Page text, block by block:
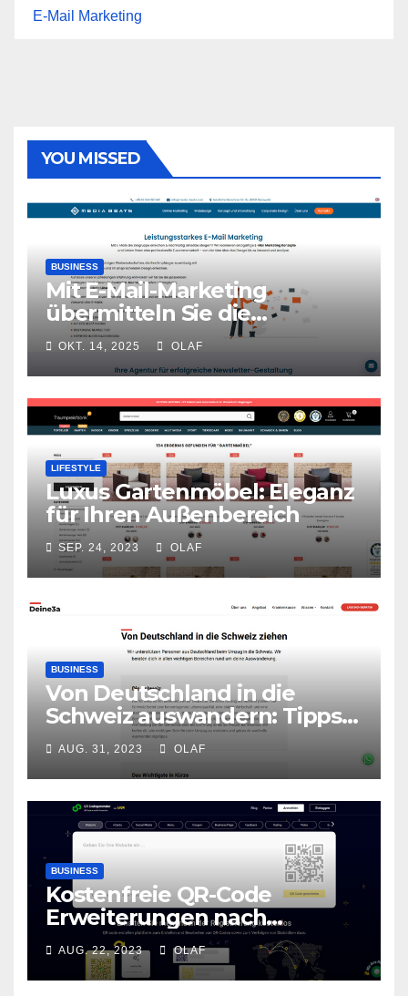
E-Mail Marketing
YOU MISSED
BUSINESS
Mit E-Mail-Marketing
übermitteln Sie die
wichtigen
Werbebotschaften
OKT. 14, 2025 OLAF
LIFESTYLE
Luxus Gartenmöbel: Eleganz
für Ihren Außenbereich
SEP. 24, 2023 OLAF
BUSINESS
Von Deutschland in die
Schweiz auswandern: Tipps
und Infos von Deutschen, die
ausgewandert sind
AUG. 31, 2023 OLAF
BUSINESS
Kostenfreie QR-Code
Erweiterungen nach
Registrierung verfügbar
AUG. 22, 2023 OLAF